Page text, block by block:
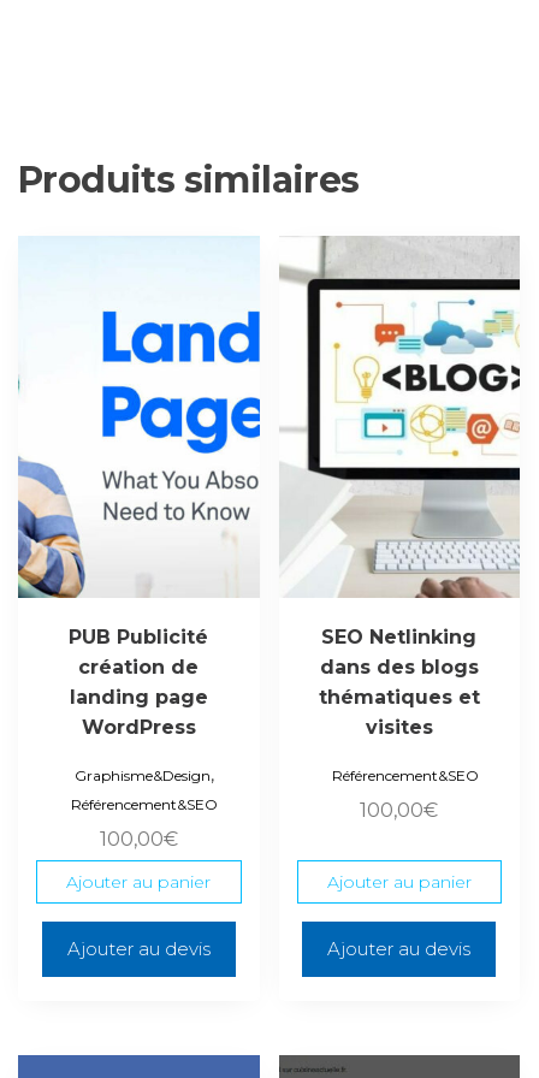
Produits similaires
PUB Publicité
création de
landing page
WordPress
Graphisme&Design,
Référencement&SEO
100,00€
Ajouter au panier
Ajouter au devis
SEO Netlinking
dans des blogs
thématiques et
visites
Référencement&SEO
100,00€
Ajouter au panier
Ajouter au devis
Ce